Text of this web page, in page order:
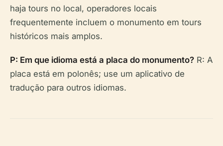
haja tours no local, operadores locais
frequentemente incluem o monumento em tours
históricos mais amplos.
P: Em que idioma está a placa do monumento? R: A
placa está em polonês; use um aplicativo de
tradução para outros idiomas.